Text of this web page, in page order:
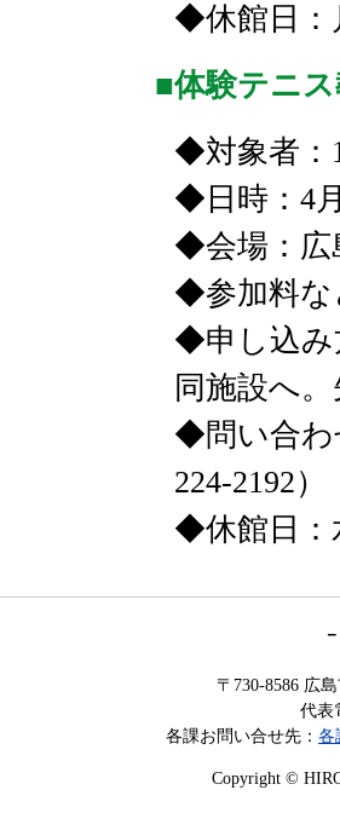
◆休館日：
■体験テニ
◆対象者：
◆日時：4
◆会場：広
◆参加料な
◆申し込み
同施設へ
◆問い合わ
224-2192）
◆休館日：
〒730-8586 広
代表
各課お問い合せ先： 各
Copyright ©